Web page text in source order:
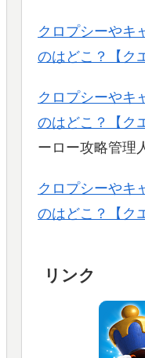
クロプシーやキ
のはどこ？【ク
クロプシーやキ
のはどこ？【ク
ーロー攻略管理
クロプシーやキ
のはどこ？【ク
リンク